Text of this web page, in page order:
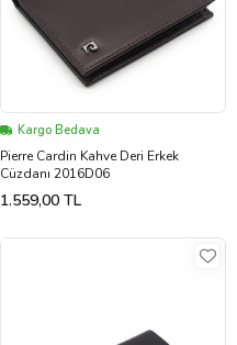
Kargo Bedava
Pierre Cardin Kahve Deri Erkek
Cüzdanı 2016D06
1.559,00 TL